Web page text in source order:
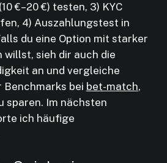
€–20 €) testen, 3) KYC
4) Auszahlungstest in
du eine Option mit starker
sieh dir auch die
an und vergleiche
Benchmarks bei bet-match,
sparen. Im nächsten
ich häufige